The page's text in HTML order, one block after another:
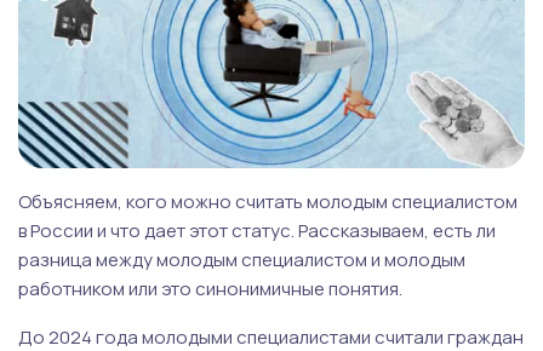
Объясняем, кого можно считать молодым специалистом
в России и что дает этот статус. Рассказываем, есть ли
разница между молодым специалистом и молодым
работником или это синонимичные понятия.
До 2024 года молодыми специалистами считали граждан